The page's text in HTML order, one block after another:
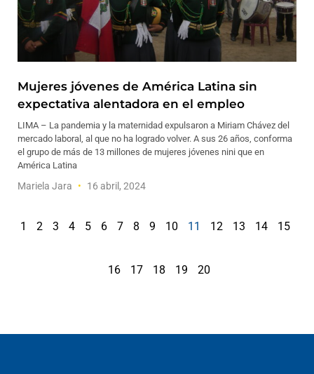
Mujeres jóvenes de América Latina sin
expectativa alentadora en el empleo
LIMA – La pandemia y la maternidad expulsaron a Miriam Chávez del
mercado laboral, al que no ha logrado volver. A sus 26 años, conforma
el grupo de más de 13 millones de mujeres jóvenes nini que en
América Latina
Mariela Jara 16 abril, 2024
1 2 3 4 5 6 7 8 9 10 11 12 13 14 15
16 17 18 19 20